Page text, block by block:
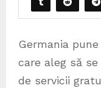
Germania
care aleg să
de servicii